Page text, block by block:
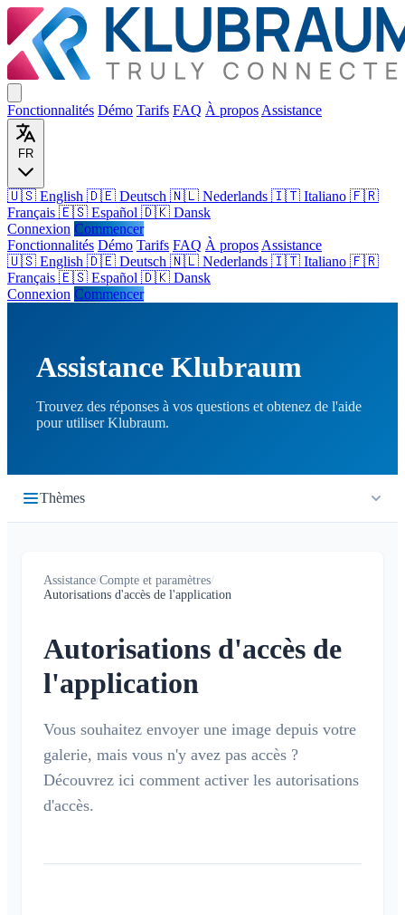
Fonctionnalités Démo Tarifs FAQ À propos Assistance
FR
🇺🇸 English 🇩🇪 Deutsch 🇳🇱 Nederlands 🇮🇹 Italiano 🇫🇷
Français 🇪🇸 Español 🇩🇰 Dansk
Connexion Commencer
Fonctionnalités Démo Tarifs FAQ À propos Assistance
🇺🇸 English 🇩🇪 Deutsch 🇳🇱 Nederlands 🇮🇹 Italiano 🇫🇷
Français 🇪🇸 Español 🇩🇰 Dansk
Connexion Commencer
Assistance Klubraum
Trouvez des réponses à vos questions et obtenez de l'aide
pour utiliser Klubraum.
Thèmes
Démarrage rapide
Rejoindre un Klubraum
Nouveau Klubraum
Conseils pour le déploiement
Les enfants dans Klubraum
Chronologie
Qu'est-ce que la Chronologie ?
Calendrier
Qu'est-ce que le calendrier ?
Confirmer / décliner
Covoiturage
Inscription des enfants et des invités
Conversations
Qu'est-ce qu'une conversation ?
Conversation privée
Conversation dans un espace
Conversation pour un événement
Notifications
Profils de notification
Espaces
Plusieurs Klubraum
Assistance/Compte et paramètres/
Autorisations d'accès de l'application
Autorisations d'accès de
l'application
Vous souhaitez envoyer une image depuis votre
galerie, mais vous n'y avez pas accès ?
Découvrez ici comment activer les autorisations
d'accès.